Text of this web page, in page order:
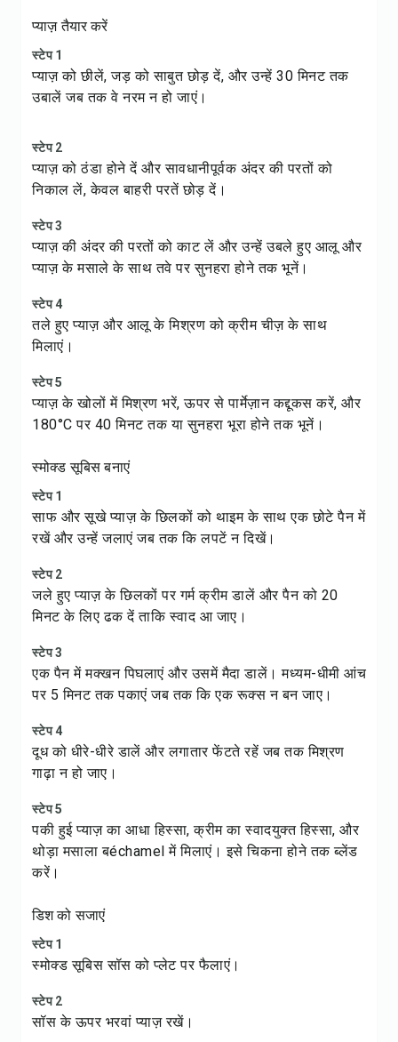
प्याज़ तैयार करें
स्टेप 1
प्याज़ को छीलें, जड़ को साबुत छोड़ दें, और उन्हें 30 मिनट तक
उबालें जब तक वे नरम न हो जाएं।
स्टेप 2
प्याज़ को ठंडा होने दें और सावधानीपूर्वक अंदर की परतों को
निकाल लें, केवल बाहरी परतें छोड़ दें।
स्टेप 3
प्याज़ की अंदर की परतों को काट लें और उन्हें उबले हुए आलू और
प्याज़ के मसाले के साथ तवे पर सुनहरा होने तक भूनें।
स्टेप 4
तले हुए प्याज़ और आलू के मिश्रण को क्रीम चीज़ के साथ
मिलाएं।
स्टेप 5
प्याज़ के खोलों में मिश्रण भरें, ऊपर से पार्मेज़ान कद्दूकस करें, और
180°C पर 40 मिनट तक या सुनहरा भूरा होने तक भूनें।
स्मोक्ड सूबिस बनाएं
स्टेप 1
साफ और सूखे प्याज़ के छिलकों को थाइम के साथ एक छोटे पैन में
रखें और उन्हें जलाएं जब तक कि लपटें न दिखें।
स्टेप 2
जले हुए प्याज़ के छिलकों पर गर्म क्रीम डालें और पैन को 20
मिनट के लिए ढक दें ताकि स्वाद आ जाए।
स्टेप 3
एक पैन में मक्खन पिघलाएं और उसमें मैदा डालें। मध्यम-धीमी आंच
पर 5 मिनट तक पकाएं जब तक कि एक रूक्स न बन जाए।
स्टेप 4
दूध को धीरे-धीरे डालें और लगातार फेंटते रहें जब तक मिश्रण
गाढ़ा न हो जाए।
स्टेप 5
पकी हुई प्याज़ का आधा हिस्सा, क्रीम का स्वादयुक्त हिस्सा, और
थोड़ा मसाला बéchamel में मिलाएं। इसे चिकना होने तक ब्लेंड
करें।
डिश को सजाएं
स्टेप 1
स्मोक्ड सूबिस सॉस को प्लेट पर फैलाएं।
स्टेप 2
सॉस के ऊपर भरवां प्याज़ रखें।